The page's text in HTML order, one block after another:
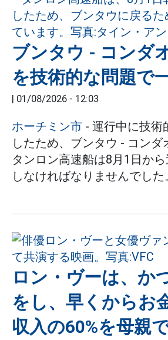
ブンタウ - コンダ
を技術的な問題で
| 01/08/2026 - 12:03
ホーチミン市 - 運行中に技術
したため、ブンタウ - コンダ
タンロン高速船は8月1日か
しなければなりませんでした
ロン・ヴーは、か
をし、早くからお
収入の60%を母親